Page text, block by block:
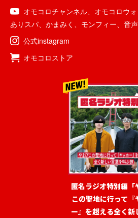
オモコロチャンネル
オモコロウ
ありスパ
かまみく モンフィー
音
公式instagram
オモコロストア
匿名ラジオ特別編「
この聖地に行って『
ー』を超える全く新